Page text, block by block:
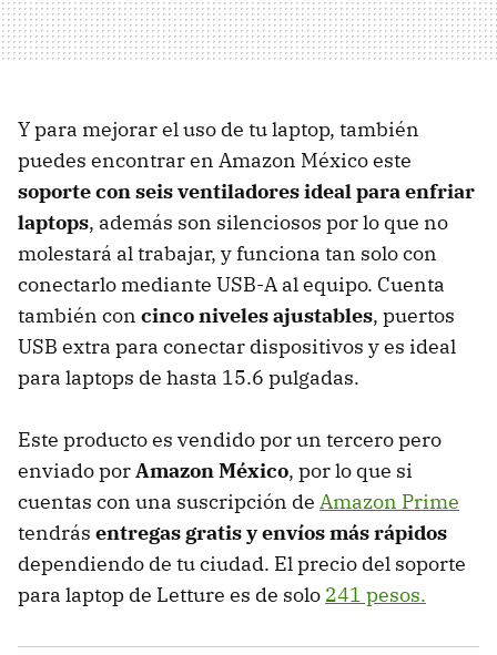
Y para mejorar el uso de tu laptop, también
puedes encontrar en Amazon México este
soporte con seis ventiladores ideal para enfriar
laptops, además son silenciosos por lo que no
molestará al trabajar, y funciona tan solo con
conectarlo mediante USB-A al equipo. Cuenta
también con cinco niveles ajustables, puertos
USB extra para conectar dispositivos y es ideal
para laptops de hasta 15.6 pulgadas.
Este producto es vendido por un tercero pero
enviado porAmazon México, por lo que si
cuentas con una suscripción de Amazon Prime
tendrás entregas gratis y envíos más rápidos
dependiendo de tu ciudad. El precio del soporte
para laptop de Letture es de solo 241 pesos.